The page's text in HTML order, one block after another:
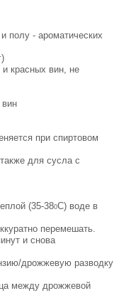
полу - ароматических
красных вин, не
при спиртовом
для сусла с
(35-380С) воде в
перемешать.
и снова
дрожжевую разводку
между дрожжевой